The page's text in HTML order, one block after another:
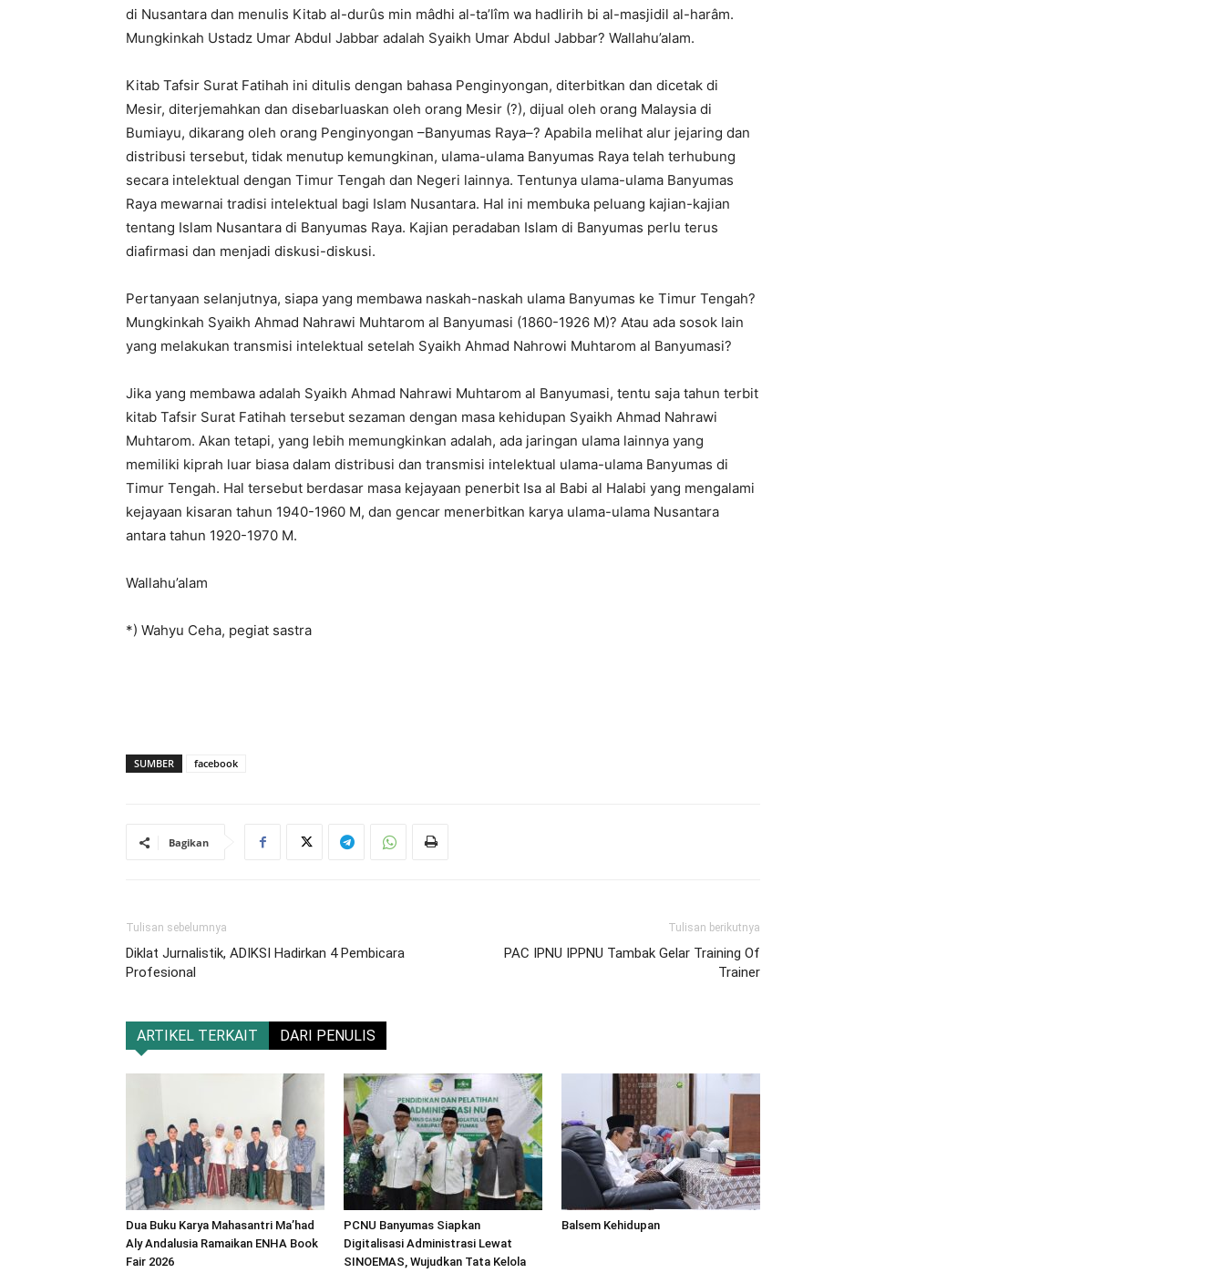
di Nusantara dan menulis Kitab al-durûs min mâdhi al-ta’lîm wa hadlirih bi al-masjidil al-harâm.
Mungkinkah Ustadz Umar Abdul Jabbar adalah Syaikh Umar Abdul Jabbar? Wallahu’alam.
Kitab Tafsir Surat Fatihah ini ditulis dengan bahasa Penginyongan, diterbitkan dan dicetak di
Mesir, diterjemahkan dan disebarluaskan oleh orang Mesir (?), dijual oleh orang Malaysia di
Bumiayu, dikarang oleh orang Penginyongan –Banyumas Raya–? Apabila melihat alur jejaring dan
distribusi tersebut, tidak menutup kemungkinan, ulama-ulama Banyumas Raya telah terhubung
secara intelektual dengan Timur Tengah dan Negeri lainnya. Tentunya ulama-ulama Banyumas
Raya mewarnai tradisi intelektual bagi Islam Nusantara. Hal ini membuka peluang kajian-kajian
tentang Islam Nusantara di Banyumas Raya. Kajian peradaban Islam di Banyumas perlu terus
diafirmasi dan menjadi diskusi-diskusi.
Pertanyaan selanjutnya, siapa yang membawa naskah-naskah ulama Banyumas ke Timur Tengah?
Mungkinkah Syaikh Ahmad Nahrawi Muhtarom al Banyumasi (1860-1926 M)? Atau ada sosok lain
yang melakukan transmisi intelektual setelah Syaikh Ahmad Nahrowi Muhtarom al Banyumasi?
Jika yang membawa adalah Syaikh Ahmad Nahrawi Muhtarom al Banyumasi, tentu saja tahun terbit
kitab Tafsir Surat Fatihah tersebut sezaman dengan masa kehidupan Syaikh Ahmad Nahrawi
Muhtarom. Akan tetapi, yang lebih memungkinkan adalah, ada jaringan ulama lainnya yang
memiliki kiprah luar biasa dalam distribusi dan transmisi intelektual ulama-ulama Banyumas di
Timur Tengah. Hal tersebut berdasar masa kejayaan penerbit Isa al Babi al Halabi yang mengalami
kejayaan kisaran tahun 1940-1960 M, dan gencar menerbitkan karya ulama-ulama Nusantara
antara tahun 1920-1970 M.
Wallahu’alam
*) Wahyu Ceha, pegiat sastra
SUMBER facebook
Bagikan
Tulisan sebelumnya
Diklat Jurnalistik, ADIKSI Hadirkan 4 Pembicara
Profesional
Tulisan berikutnya
PAC IPNU IPPNU Tambak Gelar Training Of
Trainer
ARTIKEL TERKAIT DARI PENULIS
Dua Buku Karya Mahasantri Ma’had
Aly Andalusia Ramaikan ENHA Book
Fair 2026
PCNU Banyumas Siapkan
Digitalisasi Administrasi Lewat
SINOEMAS, Wujudkan Tata Kelola
Balsem Kehidupan